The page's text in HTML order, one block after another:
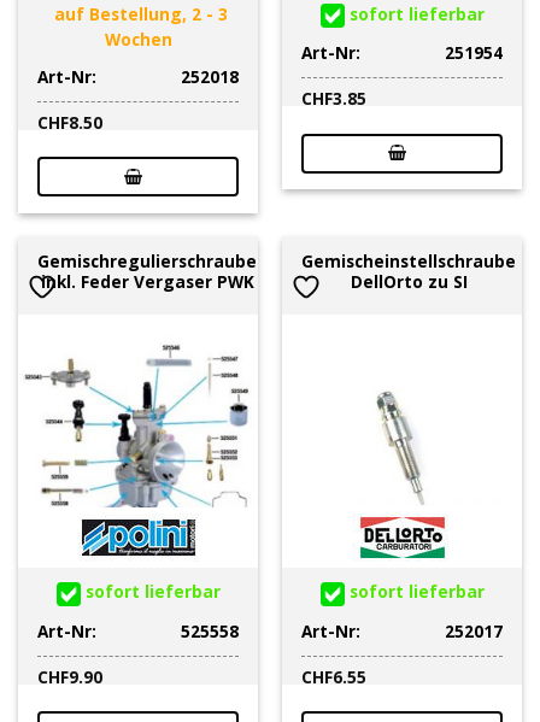
auf Bestellung, 2 - 3
Wochen
Art-Nr:
252018
CHF8.50
sofort lieferbar
Art-Nr:
251954
CHF3.85
Gemischregulierschraube
inkl. Feder Vergaser PWK
sofort lieferbar
Art-Nr:
525558
CHF9.90
Gemischeinstellschraube
DellOrto zu SI
sofort lieferbar
Art-Nr:
252017
CHF6.55